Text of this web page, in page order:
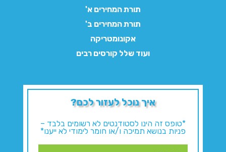
תורת המחירים א'
תורת המחירים ב'
אקונומטריקה
ועוד שלל קורסים רבים
איך נוכל לעזור לכם?
*טופס זה הינו לסטודנטים לא רשומים בלבד –
פניות בנושא תמיכה ו/או חומר לימודי לא ייענו*